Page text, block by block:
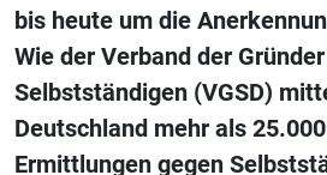
bis heute um die
Wie der Verband der
Selbstständigen (VGSD)
Deutschland mehr als
Ermittlungen gegen